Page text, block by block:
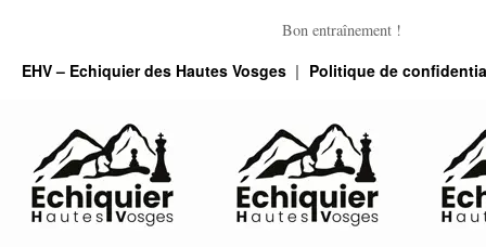
Bon entraînement !
EHV – Echiquier des Hautes Vosges Politique de